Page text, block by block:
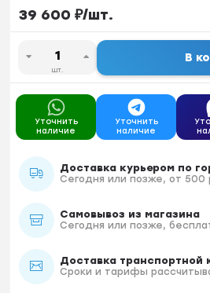
39 600 ₽/шт.
шт.
В
Уточнить
наличие
Уточнить
наличие
Доставка курьером по
Сегодня или позже, от 500
Самовывоз из магазина
Сегодня или позже,
Доставка транспортной
Сроки и тарифы